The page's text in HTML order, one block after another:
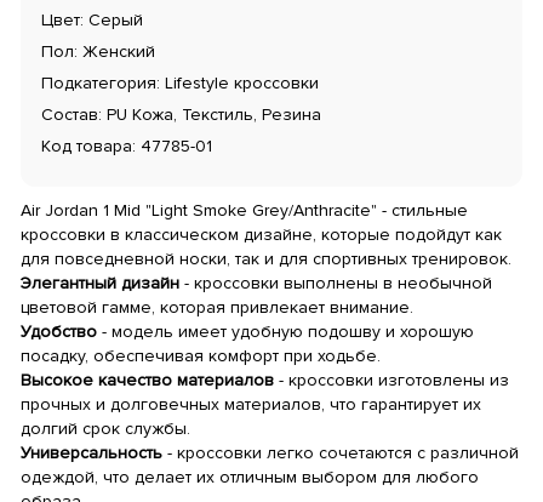
Цвет: Серый
Пол: Женский
Подкатегория: Lifestyle кроссовки
Состав: PU Кожа, Текстиль, Резина
Код товара: 47785-01
Air Jordan 1 Mid "Light Smoke Grey/Anthracite" - стильные
кроссовки в классическом дизайне, которые подойдут как
для повседневной носки, так и для спортивных тренировок.
Элегантный дизайн - кроссовки выполнены в необычной
цветовой гамме, которая привлекает внимание.
Удобство - модель имеет удобную подошву и хорошую
посадку, обеспечивая комфорт при ходьбе.
Высокое качество материалов - кроссовки изготовлены из
прочных и долговечных материалов, что гарантирует их
долгий срок службы.
Универсальность - кроссовки легко сочетаются с различной
одеждой, что делает их отличным выбором для любого